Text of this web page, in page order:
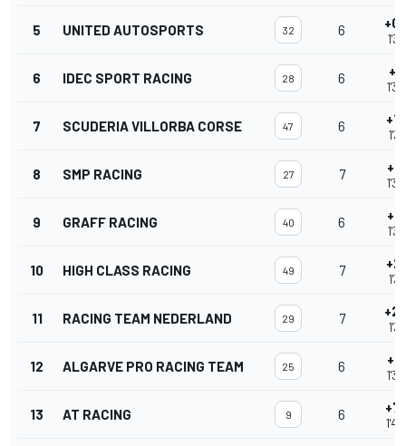
5 UNITED AUTOSPORTS 32 6
6 IDEC SPORT RACING 28 6
7 SCUDERIA VILLORBA CORSE 47 6
8 SMP RACING 27 7
9 GRAFF RACING 40 6
10 HIGH CLASS RACING 49 7
11 RACING TEAM NEDERLAND 29 7
12 ALGARVE PRO RACING TEAM 25 6
13 AT RACING 9 6